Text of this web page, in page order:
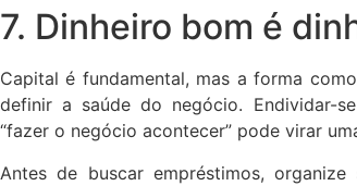
7. Dinheiro bom é
Capital é fundamental, mas a forma
definir a saúde do negócio. Endividar-
“fazer o negócio acontecer” pode virar
Antes de buscar empréstimos, organize